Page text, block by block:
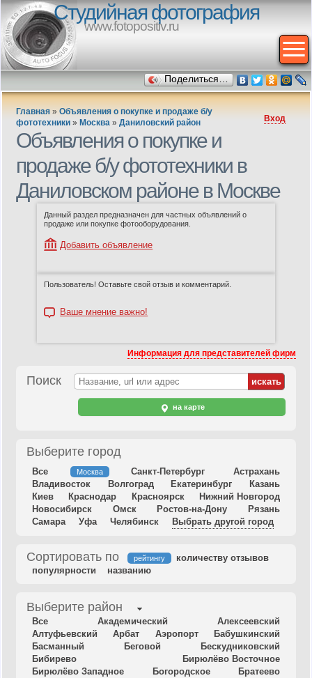
Студийная фотография
www.fotopositiv.ru
Поделиться…
Главная » Объявления о покупке и продаже б/у
фототехники » Москва » Даниловский район Вход
Объявления о покупке и
продаже б/у фототехники в
Даниловском районе в Москве
Данный раздел предназначен для частных объявлений о
продаже или покупке фотооборудования.
Добавить объявление
Пользователь! Оставьте свой отзыв и комментарий.
Ваше мнение важно!
Информация для представителей фирм
Поиск
на карте
Выберите город
Все Москва Санкт-Петербург
Астрахань
Владивосток
Волгоград Екатеринбург
Казань
Киев
Краснодар Красноярск
Нижний Новгород
Новосибирск
Омск Ростов-на-Дону
Рязань
Самара
Уфа Челябинск Выбрать другой город
Сортировать по рейтингу
количеству отзывов
популярности
названию
Выберите район
Все Академический
Алексеевский
Алтуфьевский
Арбат Аэропорт
Бабушкинский
Басманный
Беговой
Бескудниковский
Бибирево
Бирюлёво Восточное
Бирюлёво Западное
Богородское
Братеево